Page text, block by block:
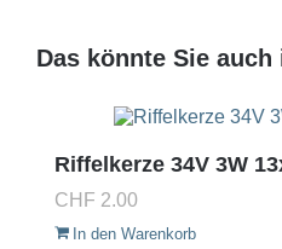
Das könnte Sie
Riffelkerze 34V 3W
CHF 2.00
In den Warenkorb